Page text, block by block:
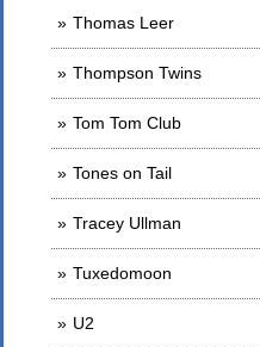
Thomas Leer
Thompson Twins
Tom Tom Club
Tones on Tail
Tracey Ullman
Tuxedomoon
U2